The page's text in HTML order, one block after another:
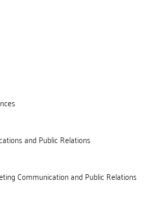
and Public Relations
Communication and Public Relations